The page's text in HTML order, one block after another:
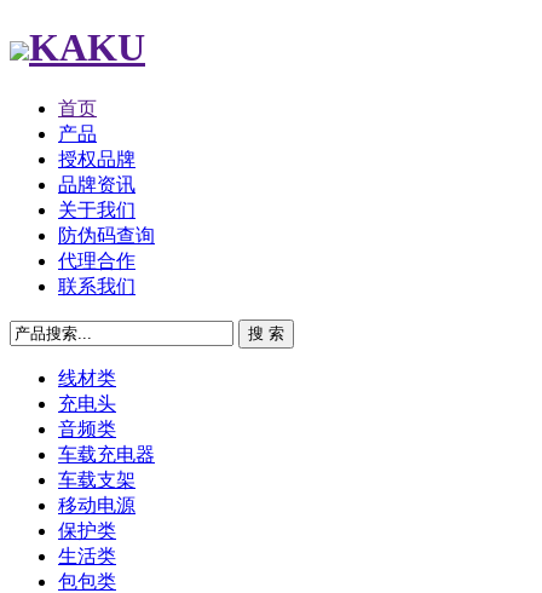
KAKU
首页
产品
授权品牌
品牌资讯
关于我们
防伪码查询
代理合作
联系我们
线材类
充电头
音频类
车载充电器
车载支架
移动电源
保护类
生活类
包包类